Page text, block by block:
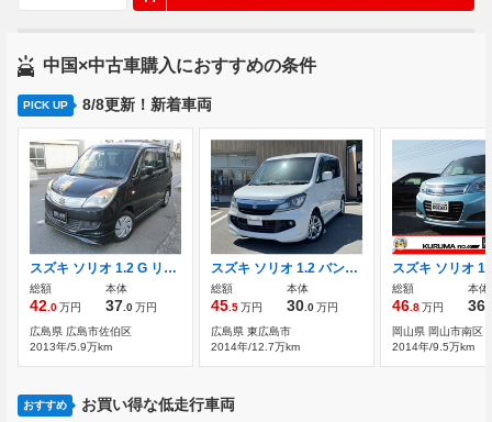
中国×中古車購入におすすめの条件
PICK UP 8/8更新！新着車両
スズキ ソリオ 1.2 G リミテッド 新品タイヤ4本・新品バッテリー・フルセグT
総額
42 .0万円
本体
37 .0万円
広島県 広島市佐伯区
2013年/5.9万km
スズキ ソリオ 1.2 バンディット-DJE ナビ フリップダウンモニター バックカメラ
総額
45 .5万円
本体
30 .0万円
広島県 東広島市
2014年/12.7万km
総額
46 .8万円
本体
36
岡山県 岡山市南区
2014年/9.5万km
おすすめ お買い得な低走行車両